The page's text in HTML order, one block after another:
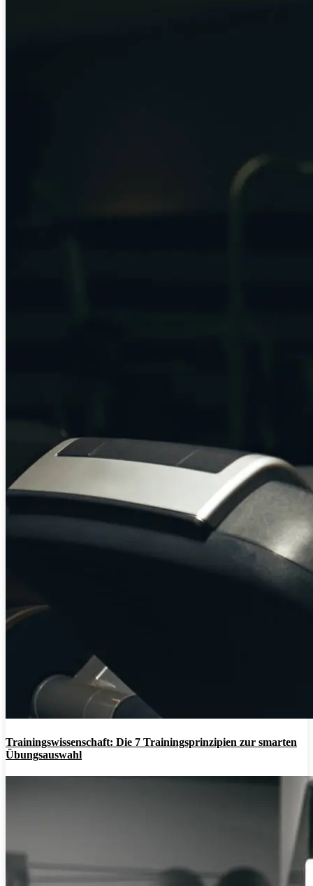
Trainingswissenschaft: Die 7 Trainingsprinzipien zur smarten
Übungsauswahl